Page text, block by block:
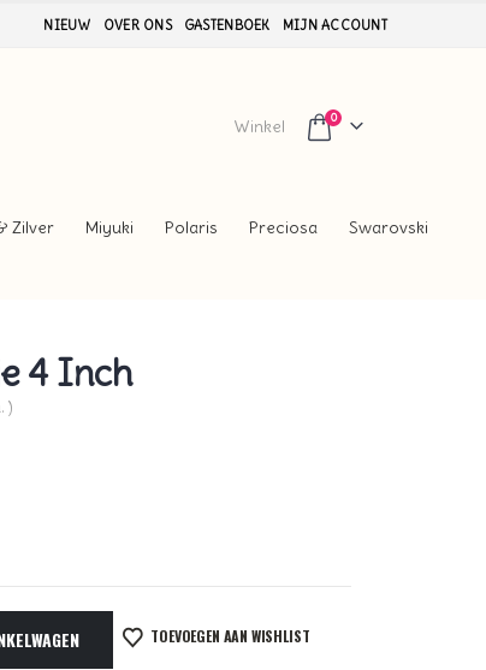
NIEUW OVER ONS GASTENBOEK MIJN ACCOUNT
Winkel 0
Zilver Miyuki Polaris Preciosa Swarovski
4 Inch
)
TOEVOEGEN AAN WISHLIST